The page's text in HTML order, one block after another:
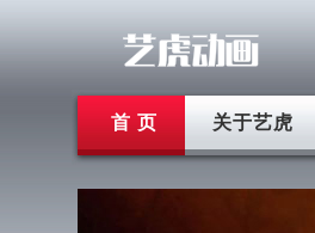
首 页 关于艺虎